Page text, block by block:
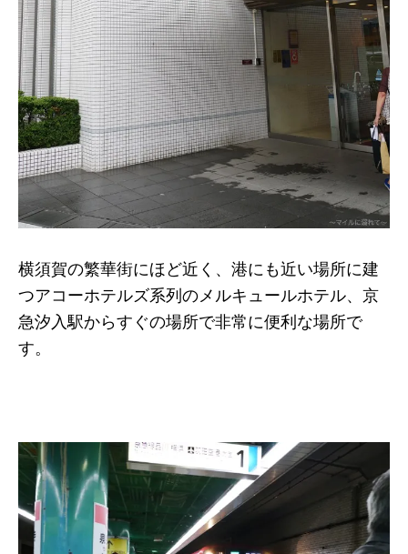
横須賀の繁華街にほど近く、港にも近い場所に建
つアコーホテルズ系列のメルキュールホテル、京
急汐入駅からすぐの場所で非常に便利な場所で
す。